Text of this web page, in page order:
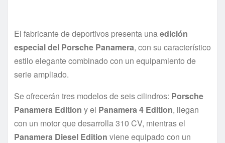
El fabricante de deportivos presenta unaedición
especial del Porsche Panamera, con su característico
estilo elegante combinado con un equipamiento de
serie ampliado.
Se ofrecerán tres modelos de seis cilindros: Porsche
Panamera Edition y el Panamera 4 Edition, llegan
con un motor que desarrolla 310 CV, mientras el
Panamera Diesel Edition viene equipado con un